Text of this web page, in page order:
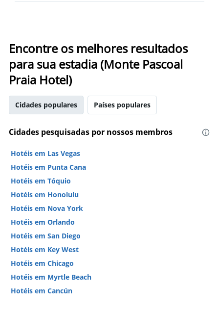
Encontre os melhores resultados
para sua estadia (Monte Pascoal
Praia Hotel)
Cidades populares Países populares
Cidades pesquisadas por nossos membros
Hotéis em Las Vegas
Hotéis em Punta Cana
Hotéis em Tóquio
Hotéis em Honolulu
Hotéis em Nova York
Hotéis em Orlando
Hotéis em San Diego
Hotéis em Key West
Hotéis em Chicago
Hotéis em Myrtle Beach
Hotéis em Cancún